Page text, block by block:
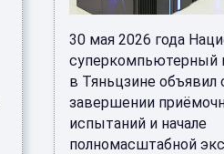
30 мая 2026 года
суперкомпьютерный
в Тяньцзине объявил
завершении
испытаний и начале
полномасштабной